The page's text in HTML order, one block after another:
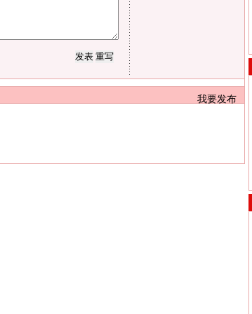
我要发布